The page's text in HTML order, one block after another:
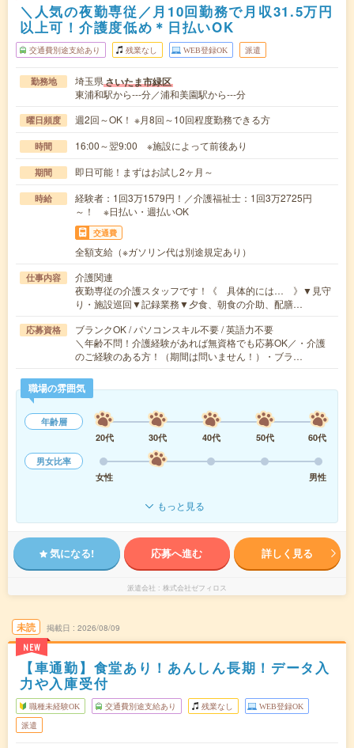
＼人気の夜勤専従／月10回勤務で月収31.5万円
以上可！介護度低め＊日払いOK
交通費別途支給あり 残業なし WEB登録OK 派遣
勤務地 埼玉県さいたま市緑区
東浦和駅から---分／浦和美園駅から---分
曜日頻度 週2回～OK！ ※月8回～10回程度勤務できる方
時間 16:00～翌9:00 ※施設によって前後あり
期間 即日可能！まずはお試し2ヶ月～
時給
経験者：1回3万1579円！／介護福祉士：1回3万2725円
～！ ※日払い・週払いOK
交通費
全額支給（※ガソリン代は別途規定あり）
仕事内容
介護関連
夜勤専従の介護スタッフです！《 具体的には… 》▼見守
り・施設巡回▼記録業務▼夕食、朝食の介助、配膳…
応募資格
ブランクOK / パソコンスキル不要 / 英語力不要
＼年齢不問！介護経験があれば無資格でも応募OK／・介護
のご経験のある方！（期間は問いません！）・ブラ…
職場の雰囲気
年齢層
20代
30代 40代 50代
60代
男女比率
女性
男性
もっと見る
気になる! 応募へ進む 詳しく見る
派遣会社 株式会社ゼフィロス
未読
NEW
掲載日 2026/08/09
【車通勤】食堂あり！あんしん長期！データ入
力や入庫受付
職種未経験OK 交通費別途支給あり 残業なし WEB登録OK
派遣